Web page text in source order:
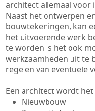
architect allemaal voor
Naast het ontwerpen
bouwtekeningen, kan
het uitvoerende werk
te worden is het ook
werkzaamheden uit te
regelen van eventuele
Een architect wordt
Nieuwbouw